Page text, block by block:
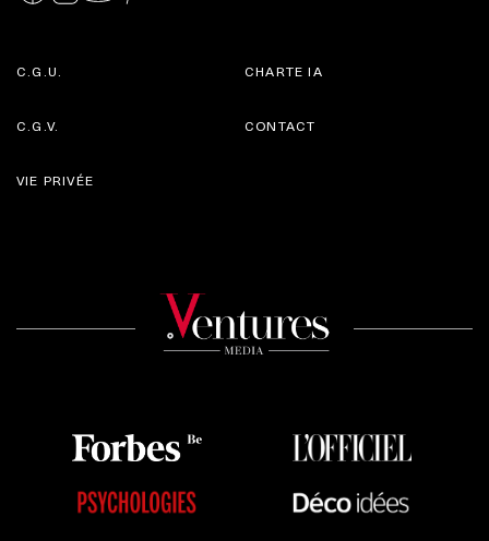
C.G.U.
C.G.V.
CHARTE IA
CONTACT
VIE PRIVÉE